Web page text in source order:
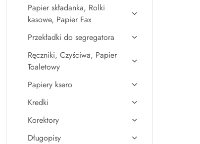
Papier składanka, Rolki
kasowe, Papier Fax
Przekładki do segregatora
Ręczniki, Czyściwa, Papier
Toaletowy
Papiery ksero
Kredki
Korektory
Długopisy